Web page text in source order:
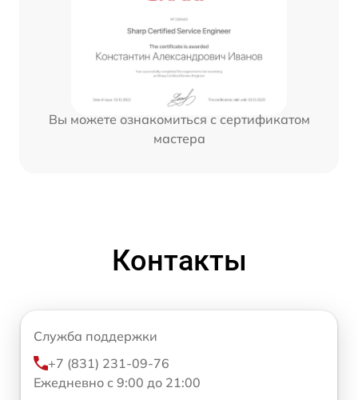
Вы можете ознакомиться с сертификатом
мастера
Контакты
Служба поддержки
+7 (831) 231-09-76
Ежедневно с 9:00 до 21:00